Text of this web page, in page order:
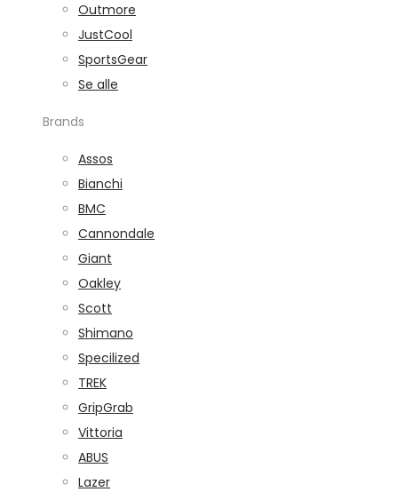
Outmore
JustCool
SportsGear
Se alle
Brands
Assos
Bianchi
BMC
Cannondale
Giant
Oakley
Scott
Shimano
Specilized
TREK
GripGrab
Vittoria
ABUS
Lazer